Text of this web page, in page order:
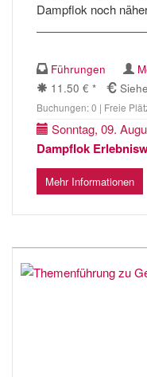
Dampflok noch
Führungen
11.50 € *
Buchungen: 0 | Freie
Sonntag, 09.
Dampflok
Mehr Informationen